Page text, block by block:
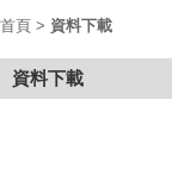
首頁 > 資料下載
資料下載